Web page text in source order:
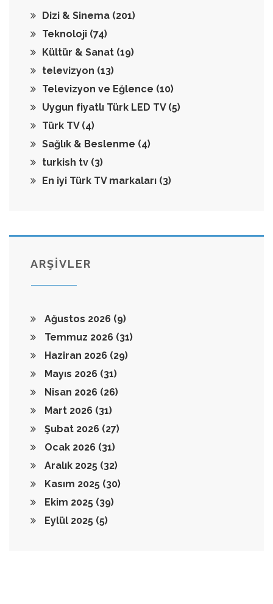
Dizi & Sinema (201)
Teknoloji (74)
Kültür & Sanat (19)
televizyon (13)
Televizyon ve Eğlence (10)
Uygun fiyatlı Türk LED TV (5)
Türk TV (4)
Sağlık & Beslenme (4)
turkish tv (3)
En iyi Türk TV markaları (3)
ARŞİVLER
Ağustos 2026 (9)
Temmuz 2026 (31)
Haziran 2026 (29)
Mayıs 2026 (31)
Nisan 2026 (26)
Mart 2026 (31)
Şubat 2026 (27)
Ocak 2026 (31)
Aralık 2025 (32)
Kasım 2025 (30)
Ekim 2025 (39)
Eylül 2025 (5)